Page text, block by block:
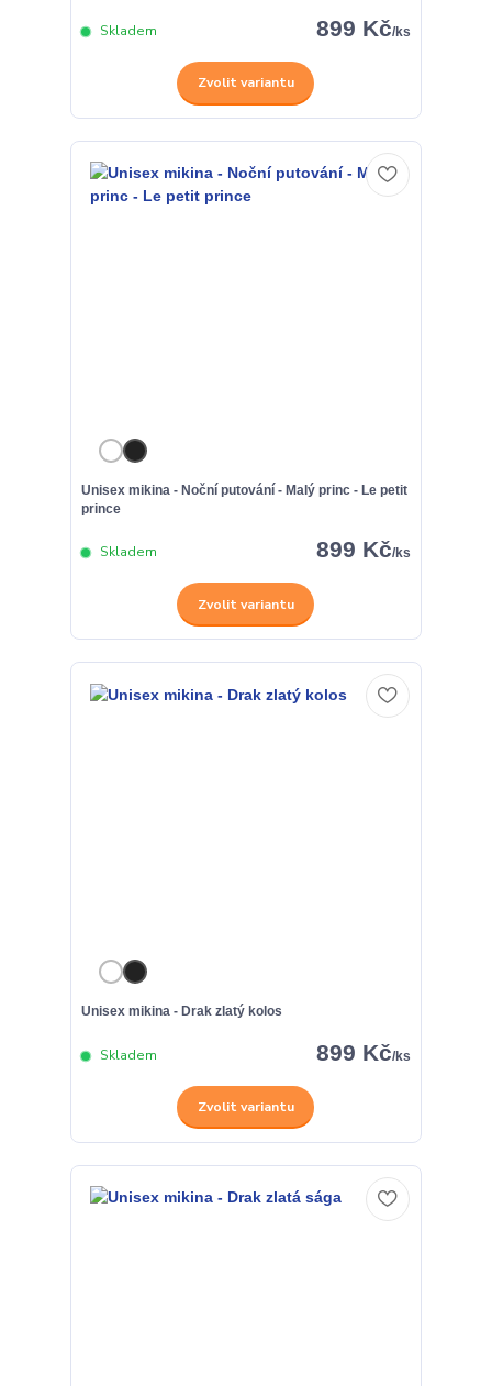
899 Kč/ks
Skladem
Zvolit variantu
Unisex mikina - Noční putování - Malý princ - Le petit
prince
899 Kč/ks
Skladem
Zvolit variantu
Unisex mikina - Drak zlatý kolos
899 Kč/ks
Skladem
Zvolit variantu